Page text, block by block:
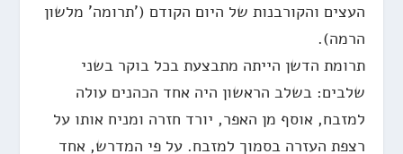
העצים והקורבנות של היום הקודם ('תרומה' מלשון
הרמה).
תרומת הדשן הייתה מתבצעת בכל בוקר בשני
שלבים: בשלב הראשון היה אחד הכהנים עולה
למזבח, אוסף מן האפר, יורד חזרה ומניח אותו על
רצפת העזרה בסמוך למזבח. על פי המדרש, אחד